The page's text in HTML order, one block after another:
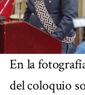
En la
del coloquio